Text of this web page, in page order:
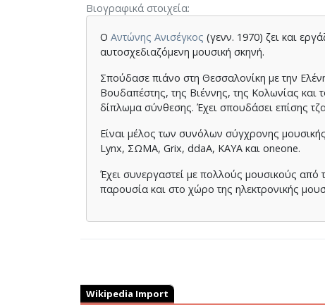
Βιογραφικά στοιχεία
ΟΑντώνης Ανισέγκος (γενν. 1970) ζει και
αυτοσχεδιαζόμενη μουσική σκηνή.
Σπούδασε πιάνο στη Θεσσαλονίκη με την
Βουδαπέστης, της Βιέννης, της Κολωνίας και
δίπλωμα σύνθεσης. Έχει σπουδάσει επίσης
Είναι μέλος των συνόλων σύγχρονης
Lynx, ΣΩΜΑ, Grix, ddaA, KAYA και oneone.
Έχει συνεργαστεί με πολλούς μουσικούς από
παρουσία και στο χώρο της ηλεκτρονικής
Wikipedia Import